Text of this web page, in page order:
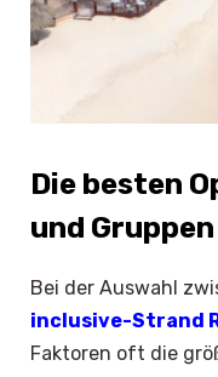
Die besten
und Gruppen
Bei der Auswahl
inclusive-Strand
Faktoren oft die